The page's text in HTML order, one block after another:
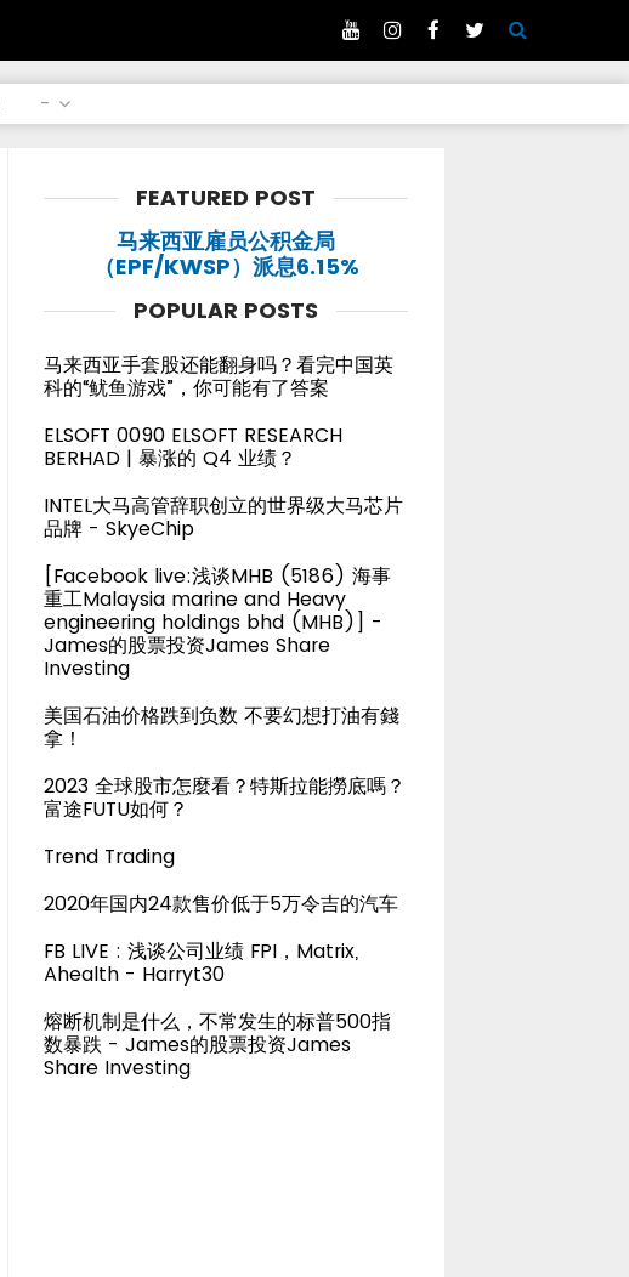
-
FEATURED POST
马来西亚雇员公积金局
（EPF/KWSP）派息6.15%
POPULAR POSTS
马来西亚手套股还能翻身吗？看完中国英
科的“鱿鱼游戏”，你可能有了答案
ELSOFT 0090 ELSOFT RESEARCH
BERHAD | 暴涨的 Q4 业绩？
INTEL大马高管辞职创立的世界级大马芯片
品牌 - SkyeChip
[Facebook live:浅谈MHB (5186) 海事
重工Malaysia marine and Heavy
engineering holdings bhd (MHB)] -
James的股票投资James Share
Investing
美国石油价格跌到负数 不要幻想打油有錢
拿！
2023 全球股市怎麼看？特斯拉能撈底嗎？
富途FUTU如何？
Trend Trading
2020年国内24款售价低于5万令吉的汽车
FB LIVE : 浅谈公司业绩 FPI，Matrix,
Ahealth - Harryt30
熔断机制是什么，不常发生的标普500指
数暴跌 - James的股票投资James
Share Investing